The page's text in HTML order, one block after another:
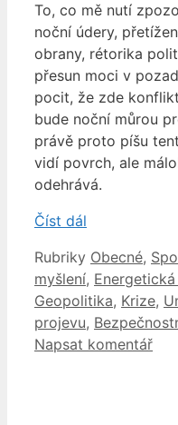
To, co mě nutí
noční údery,
obrany, rétorika
přesun moci v
pocit, že zde
bude noční můrou
právě proto píšu
vidí povrch, ale
odehrává.
Číst dál
Rubriky Obecné,
myšlení,
Geopolitika, Krize,
projevu,
Napsat komentář